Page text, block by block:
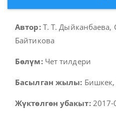
Автор:Т. Т. Дыйканбаева,
Байтикова
Бөлүм:Чет тилдери
Басылган жылы:
Жүктөлгөн убакыт:2017-